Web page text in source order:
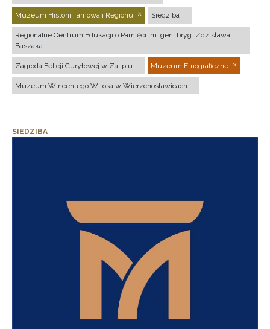
Muzeum Historii Tarnowa i Regionu Siedziba
Regionalne Centrum Edukacji o Pamięci im. gen. bryg. Zdzisława
Baszaka
Zagroda Felicji Curyłowej w Zalipiu Muzeum Etnograficzne
Muzeum Wincentego Witosa w Wierzchosławicach
SIEDZIBA